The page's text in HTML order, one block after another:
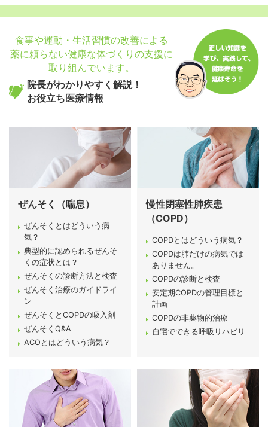
個人情報の取り扱い
サイトマップ
食事や運動・生活習慣の改善による
薬に頼らない健康な体づくりの支援に
取り組んでいます。
院長がわかりやすく解説！
お役立ち医療情報
ぜんそく（喘息）
ぜんそくとはどういう病
気？
典型的に認められるぜんそ
くの症状とは？
ぜんそくの診断方法と検査
ぜんそく治療のガイドライ
ン
ぜんそくとCOPDの吸入剤
ぜんそくQ&A
ACOとはどういう病気？
慢性閉塞性肺疾患
（COPD）
COPDとはどういう病気？
COPDは肺だけの病気では
ありません。
COPDの診断と検査
安定期COPDの管理目標と
計画
COPDの非薬物的治療
自宅でできる呼吸リハビリ